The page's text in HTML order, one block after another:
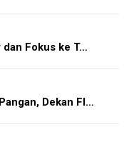
Fokus ke T…
Dekan FI…